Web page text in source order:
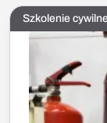
Szkolenie